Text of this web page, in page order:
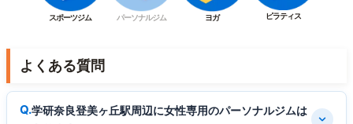
スポーツジム パーソナルジム ヨガ ピラティス
よくある質問
学研奈良登美ヶ丘駅周辺に女性専用のパーソナルジムは